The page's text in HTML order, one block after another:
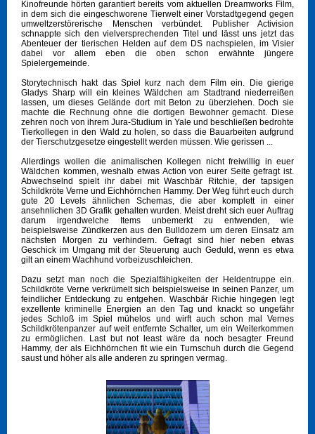
Kinofreunde hörten garantiert bereits vom aktuellen Dreamworks Film,
in dem sich die eingeschworene Tierwelt einer Vorstadtgegend gegen
umweltzerstörerische Menschen verbündet. Publisher Activision
schnappte sich den vielversprechenden Titel und lässt uns jetzt das
Abenteuer der tierischen Helden auf dem DS nachspielen, im Visier
dabei vor allem eben die oben schon erwähnte jüngere
Spielergemeinde.
Storytechnisch hakt das Spiel kurz nach dem Film ein. Die gierige
Gladys Sharp will ein kleines Wäldchen am Stadtrand niederreißen
lassen, um dieses Gelände dort mit Beton zu überziehen. Doch sie
machte die Rechnung ohne die dortigen Bewohner gemacht. Diese
zehren noch von ihrem Jura-Studium in Yale und beschließen bedrohte
Tierkollegen in den Wald zu holen, so dass die Bauarbeiten aufgrund
der Tierschutzgesetze eingestellt werden müssen. Wie gerissen ...
Allerdings wollen die animalischen Kollegen nicht freiwillig in euer
Wäldchen kommen, weshalb etwas Action von eurer Seite gefragt ist.
Abwechselnd spielt ihr dabei mit Waschbär Ritchie, der tapsigen
Schildkröte Verne und Eichhörnchen Hammy. Der Weg führt euch durch
gute 20 Levels ähnlichen Schemas, die aber komplett in einer
ansehnlichen 3D Grafik gehalten wurden. Meist dreht sich euer Auftrag
darum irgendwelche Items unbemerkt zu entwenden, wie
beispielsweise Zündkerzen aus den Bulldozern um deren Einsatz am
nächsten Morgen zu verhindern. Gefragt sind hier neben etwas
Geschick im Umgang mit der Steuerung auch Geduld, wenn es etwa
gilt an einem Wachhund vorbeizuschleichen.
Dazu setzt man noch die Spezialfähigkeiten der Heldentruppe ein.
Schildkröte Verne verkrümelt sich beispielsweise in seinen Panzer, um
feindlicher Entdeckung zu entgehen. Waschbär Richie hingegen legt
exzellente kriminelle Energien an den Tag und knackt so ungefähr
jedes Schloß im Spiel mühelos und wirft auch schon mal Vernes
Schildkrötenpanzer auf weit entfernte Schalter, um ein Weiterkommen
zu ermöglichen. Last but not least wäre da noch besagter Freund
Hammy, der als Eichhörnchen fit wie ein Turnschuh durch die Gegend
saust und höher als alle anderen zu springen vermag.